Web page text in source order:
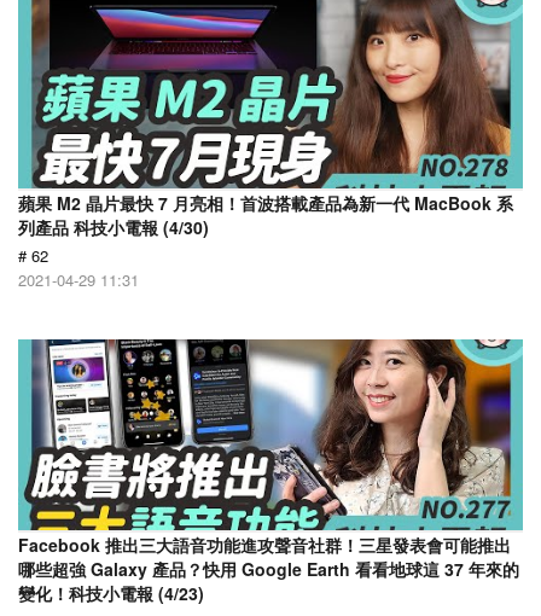
蘋果 M2 晶片最快 7 月亮相！首波搭載產品為新一代 MacBook 系
列產品 科技小電報 (4/30)
# 62
2021-04-29 11:31
Facebook 推出三大語音功能進攻聲音社群！三星發表會可能推出
哪些超強 Galaxy 產品？快用 Google Earth 看看地球這 37 年來的
變化！科技小電報 (4/23)